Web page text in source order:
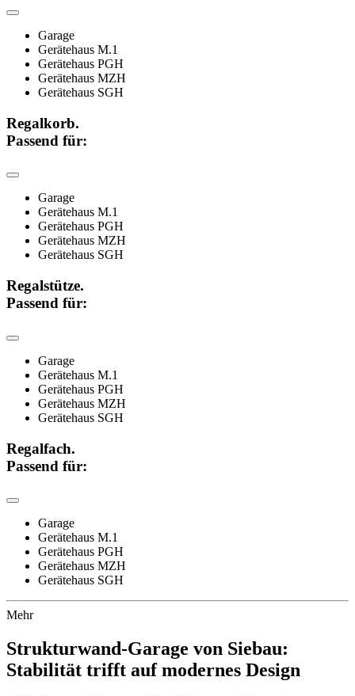
Garage
Gerätehaus M.1
Gerätehaus PGH
Gerätehaus MZH
Gerätehaus SGH
Regalkorb.
Passend für:
Garage
Gerätehaus M.1
Gerätehaus PGH
Gerätehaus MZH
Gerätehaus SGH
Regalstütze.
Passend für:
Garage
Gerätehaus M.1
Gerätehaus PGH
Gerätehaus MZH
Gerätehaus SGH
Regalfach.
Passend für:
Garage
Gerätehaus M.1
Gerätehaus PGH
Gerätehaus MZH
Gerätehaus SGH
Mehr
Strukturwand-Garage von Siebau:
Stabilität trifft auf modernes Design